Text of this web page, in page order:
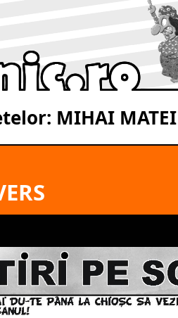
MIHAI MATEI